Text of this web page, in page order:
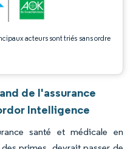
acteurs sont triés sans ordre
de l'assurance
Intelligence
santé et médicale en